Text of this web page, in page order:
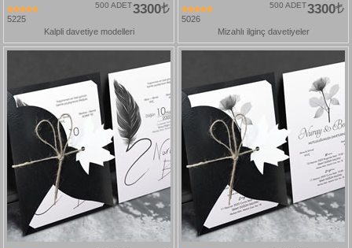
5225
3300
500 ADET
Kalpli davetiye modelleri
5026
3300
500 ADET
Mizahlı ilginç davetiyeler